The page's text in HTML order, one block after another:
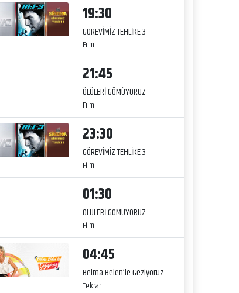
19:30
GÖREVİMİZ TEHLİKE 3
Film
21:45
ÖLÜLERİ GÖMÜYORUZ
Film
23:30
GÖREVİMİZ TEHLİKE 3
Film
01:30
ÖLÜLERİ GÖMÜYORUZ
Film
04:45
Belma Belen’le Geziyoruz
Tekrar